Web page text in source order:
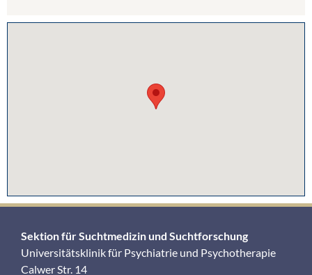
Sektion für Suchtmedizin und Suchtforschung
Universitätsklinik für Psychiatrie und Psychotherapie
Calwer Str. 14